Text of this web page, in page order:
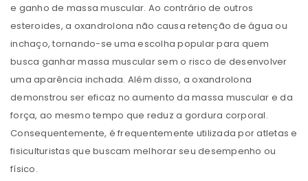
e ganho de massa muscular. Ao contrário de outros
esteroides, a oxandrolona não causa retenção de água ou
inchaço, tornando-se uma escolha popular para quem
busca ganhar massa muscular sem o risco de desenvolver
uma aparência inchada. Além disso, a oxandrolona
demonstrou ser eficaz no aumento da massa muscular e da
força, ao mesmo tempo que reduz a gordura corporal.
Consequentemente, é frequentemente utilizada por atletas e
fisiculturistas que buscam melhorar seu desempenho ou
físico.